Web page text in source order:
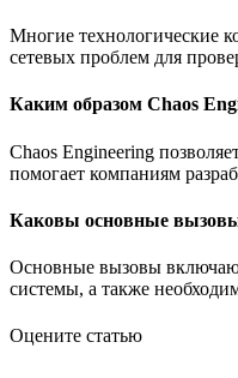
Многие технологические
сетевых проблем для
Каким образом Chaos
Chaos Engineering
помогает компаниям
Каковы основные вызовы
Основные вызовы
системы, а также
Оцените статью